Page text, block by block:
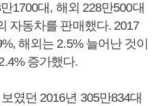
1700대, 해외 228만500대
자동차를 판매했다. 2017
해외는 2.5% 늘어난 것이
증가했다.
였던 2016년 305만834대